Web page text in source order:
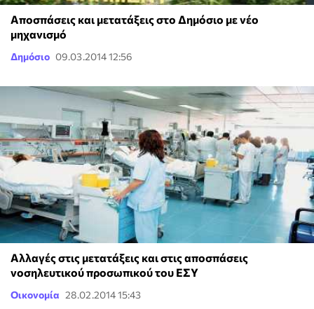
Αποσπάσεις και μετατάξεις στο Δημόσιο με νέο
μηχανισμό
Δημόσιο 09.03.2014 12:56
Αλλαγές στις μετατάξεις και στις αποσπάσεις
νοσηλευτικού προσωπικού του ΕΣΥ
Οικονομία 28.02.2014 15:43